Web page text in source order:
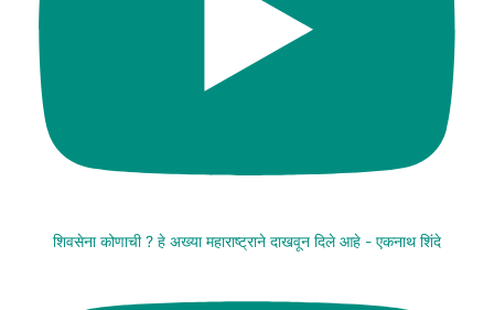
शिवसेना कोणाची ? हे अख्या महाराष्ट्राने दाखवून दिले आहे - एकनाथ शिंदे